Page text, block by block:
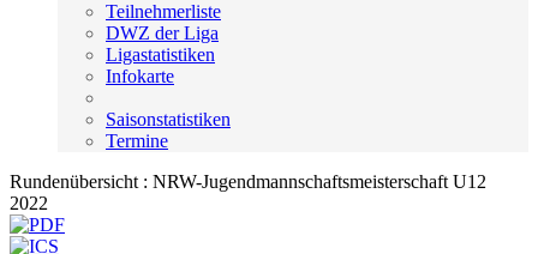
Teilnehmerliste
DWZ der Liga
Ligastatistiken
Infokarte
Saisonstatistiken
Termine
Rundenübersicht : NRW-Jugendmannschaftsmeisterschaft U12
2022